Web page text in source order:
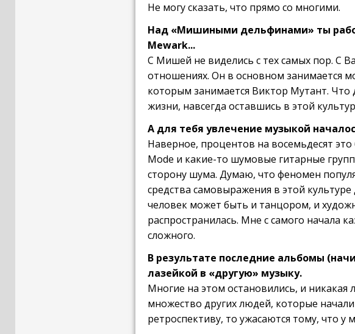
Не могу сказать, что прямо со многими.
Над «Мишиными дельфинами» ты
Mewark...
С Мишей не виделись с тех самых пор. С
отношениях. Он в основном занимается
которым занимается Виктор Мутант. Что
жизни, навсегда оставшись в этой
А для тебя увлечение музыкой
Наверное, процентов на восемьдесят
Mode и какие-то шумовые гитарные
сторону шума. Думаю, что феномен
средства самовыражения в этой
человек может быть и танцором, и
распространилась. Мне с самого начала
сложного.
В результате последние альбомы
лазейкой в «другую» музыку.
Многие на этом остановились, и никакая
множество других людей, которые
ретроспективу, то ужасаются тому, что у